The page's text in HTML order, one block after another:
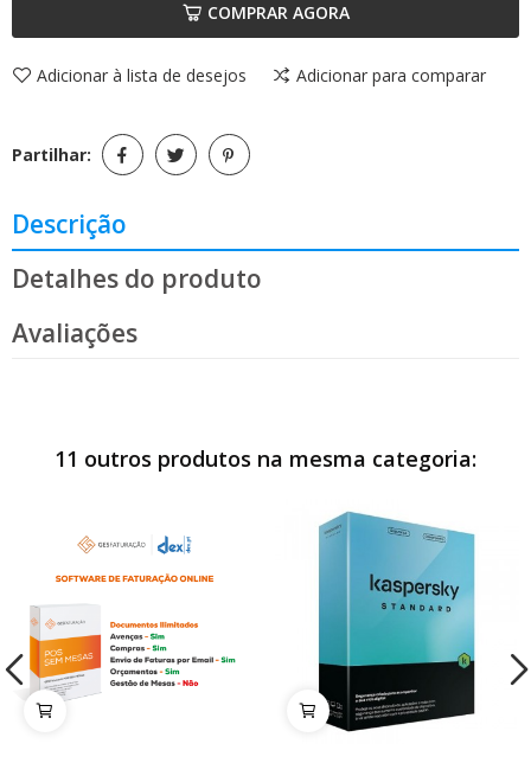
COMPRAR AGORA
Adicionar à lista de desejos Adicionar para comparar
Partilhar:
Descrição
Detalhes do produto
Avaliações
11 outros produtos na mesma categoria: